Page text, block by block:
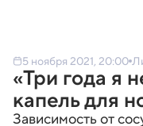
5 ноября 2021, 20:00
«Три года я
капель для
Зависимость от